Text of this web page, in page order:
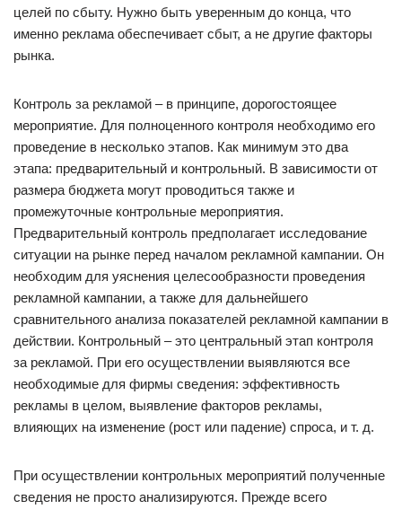
целей по сбыту. Нужно быть уверенным до конца, что
именно реклама обеспечивает сбыт, а не другие факторы
рынка.
Контроль за рекламой – в принципе, дорогостоящее
мероприятие. Для полноценного контроля необходимо его
проведение в несколько этапов. Как минимум это два
этапа: предварительный и контрольный. В зависимости от
размера бюджета могут проводиться также и
промежуточные контрольные мероприятия.
Предварительный контроль предполагает исследование
ситуации на рынке перед началом рекламной кампании. Он
необходим для уяснения целесообразности проведения
рекламной кампании, а также для дальнейшего
сравнительного анализа показателей рекламной кампании в
действии. Контрольный – это центральный этап контроля
за рекламой. При его осуществлении выявляются все
необходимые для фирмы сведения: эффективность
рекламы в целом, выявление факторов рекламы,
влияющих на изменение (рост или падение) спроса, и т. д.
При осуществлении контрольных мероприятий полученные
сведения не просто анализируются. Прежде всего